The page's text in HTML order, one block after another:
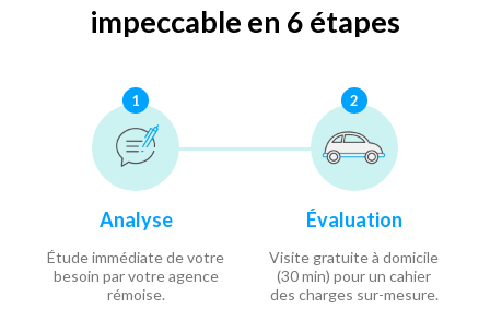
impeccable en 6 étapes
1
Analyse
Étude immédiate de votre
besoin par votre agence
rémoise.
2
Évaluation
Visite gratuite à domicile
(30 min) pour un cahier
des charges sur-mesure.